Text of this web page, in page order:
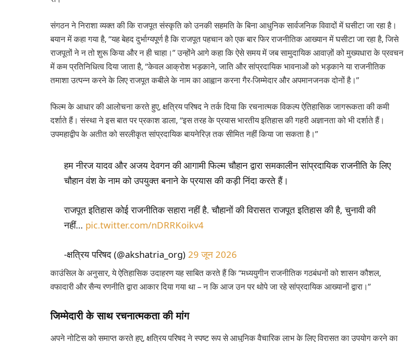
संगठन ने निराशा व्यक्त की कि राजपूत संस्कृति को उनकी सहमति के बिना आधुनिक सार्वजनिक विवादों में घसीटा जा रहा है।
बयान में कहा गया है, “यह बेहद दुर्भाग्यपूर्ण है कि राजपूत पहचान को एक बार फिर राजनीतिक आख्यान में घसीटा जा रहा है, जिसे
राजपूतों ने न तो शुरू किया और न ही चाहा।” उन्होंने आगे कहा कि ऐसे समय में जब सामुदायिक आवाज़ों को मुख्यधारा के प्रवचन
में कम प्रतिनिधित्व दिया जाता है, “केवल आक्रोश भड़काने, जाति और सांप्रदायिक भावनाओं को भड़काने या राजनीतिक
तमाशा उत्पन्न करने के लिए राजपूत कबीले के नाम का आह्वान करना गैर-जिम्मेदार और अपमानजनक दोनों है।”
फिल्म के आधार की आलोचना करते हुए, क्षत्रिय परिषद ने तर्क दिया कि रचनात्मक विकल्प ऐतिहासिक जागरूकता की कमी
दर्शाते हैं। संस्था ने इस बात पर प्रकाश डाला, “इस तरह के प्रयास भारतीय इतिहास की गहरी अज्ञानता को भी दर्शाते हैं।
उपमहाद्वीप के अतीत को सरलीकृत सांप्रदायिक बायनेरिज़ तक सीमित नहीं किया जा सकता है।”
हम नीरज यादव और अजय देवगन की आगामी फिल्म चौहान द्वारा समकालीन सांप्रदायिक राजनीति के लिए
चौहान वंश के नाम को उपयुक्त बनाने के प्रयास की कड़ी निंदा करते हैं।
राजपूत इतिहास कोई राजनीतिक सहारा नहीं है. चौहानों की विरासत राजपूत इतिहास की है, चुनावी की
नहीं… pic.twitter.com/nDRRKoikv4
-क्षत्रिय परिषद (@akshatria_org) 29 जून 2026
काउंसिल के अनुसार, ये ऐतिहासिक उदाहरण यह साबित करते हैं कि “मध्ययुगीन राजनीतिक गठबंधनों को शासन कौशल,
वफादारी और सैन्य रणनीति द्वारा आकार दिया गया था – न कि आज उन पर थोपे जा रहे सांप्रदायिक आख्यानों द्वारा।”
जिम्मेदारी के साथ रचनात्मकता की मांग
अपने नोटिस को समाप्त करते हुए, क्षत्रिय परिषद ने स्पष्ट रूप से आधुनिक वैचारिक लाभ के लिए विरासत का उपयोग करने का